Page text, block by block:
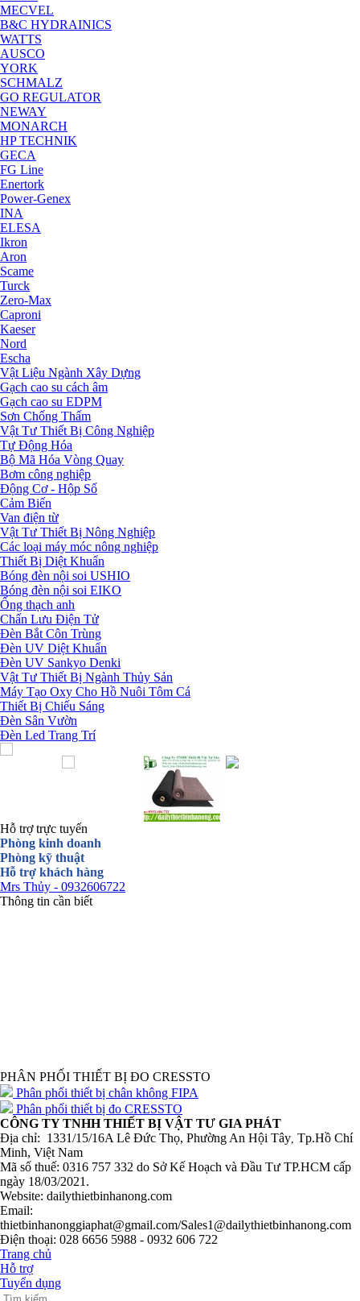
MECVEL
B&C HYDRAINICS
WATTS
AUSCO
YORK
SCHMALZ
GO REGULATOR
NEWAY
MONARCH
HP TECHNIK
GECA
FG Line
Enertork
Power-Genex
INA
ELESA
Ikron
Aron
Scame
Turck
Zero-Max
Caproni
Kaeser
Nord
Escha
Vật Liệu Ngành Xây Dựng
Gạch cao su cách âm
Gạch cao su EDPM
Sơn Chống Thấm
Vật Tư Thiết Bị Công Nghiệp
Tự Động Hóa
Bộ Mã Hóa Vòng Quay
Bơm công nghiệp
Động Cơ - Hộp Số
Cảm Biến
Van điện từ
Vật Tư Thiết Bị Nông Nghiệp
Các loại máy móc nông nghiệp
Thiết Bị Diệt Khuẩn
Bóng đèn nội soi USHIO
Bóng đèn nội soi EIKO
Ống thạch anh
Chấn Lưu Điện Tử
Đèn Bắt Côn Trùng
Đèn UV Diệt Khuẩn
Đèn UV Sankyo Denki
Vật Tư Thiết Bị Ngành Thủy Sản
Máy Tạo Oxy Cho Hồ Nuôi Tôm Cá
Thiết Bị Chiếu Sáng
Đèn Sân Vườn
Đèn Led Trang Trí
Hỗ trợ trực tuyến
Phòng kinh doanh
Phòng kỹ thuật
Hỗ trợ khách hàng
Mrs Thủy - 0932606722
Thông tin cần biết
PHÂN PHỐI THIẾT BỊ ĐO CRESSTO
Phân phối thiết bị chân không FIPA
Phân phối thiết bị đo CRESSTO
CÔNG TY TNHH THIẾT BỊ VẬT TƯ GIA PHÁT
Địa chỉ: 1331/15/16A Lê Đức Thọ, Phường An Hội Tây, Tp.Hồ Chí
Minh, Việt Nam
Mã số thuế: 0316 757 332 do Sở Kế Hoạch và Đầu Tư TP.HCM cấp
ngày 18/03/2021.
Website: dailythietbinhanong.com
Email:
thietbinhanonggiaphat@gmail.com/Sales1@dailythietbinhanong.com
Điện thoại: 028 6656 5988 - 0932 606 722
Trang chủ
Hỗ trợ
Tuyển dụng